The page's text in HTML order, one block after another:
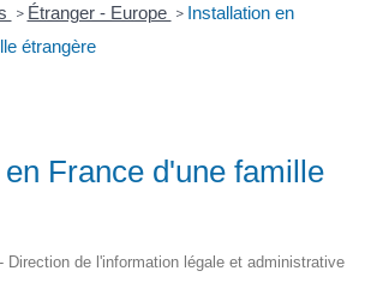
> Étranger - Europe > Installation en
étrangère
France d'une famille
Direction de l'information légale et administrative